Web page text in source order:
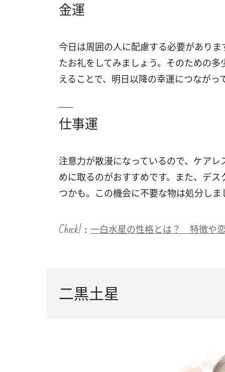
金運
今日は周囲の人に配慮する必要があり
たお礼をしてみましょう。そのための
えることで、明日以降の幸運につながっ
仕事運
注意力が散漫になっているので、ケア
めに取るのがおすすめです。また、デ
つかも。この機会に不要な物は処分しま
Check!： 一白水星の性格とは？ 特徴や
二黒土星